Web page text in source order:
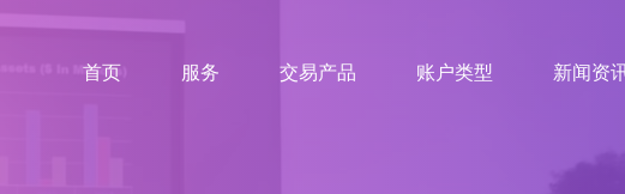
首页 服务 交易产品 账户类型 新闻资